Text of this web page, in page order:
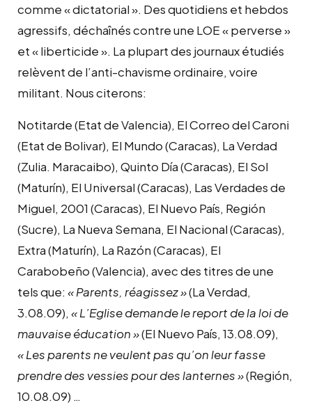
comme « dictatorial ». Des quotidiens et hebdos
agressifs, déchaînés contre une LOE « perverse »
et « liberticide ». La plupart des journaux étudiés
relèvent de l’anti-chavisme ordinaire, voire
militant. Nous citerons:
Notitarde (Etat de Valencia), El Correo del Caroni
(Etat de Bolivar), El Mundo (Caracas), La Verdad
(Zulia. Maracaibo), Quinto Día (Caracas), El Sol
(Maturín), El Universal (Caracas), Las Verdades de
Miguel, 2001 (Caracas), El Nuevo País, Región
(Sucre), La Nueva Semana, El Nacional (Caracas),
Extra (Maturín), La Razón (Caracas), El
Carabobeño (Valencia), avec des titres de une
tels que: « Parents, réagissez »(La Verdad,
3.08.09), « L’Eglise demande le report de la loi de
mauvaise éducation »(El Nuevo País, 13.08.09),
« Les parents ne veulent pas qu’on leur fasse
prendre des vessies pour des lanternes »(Región,
10.08.09) …